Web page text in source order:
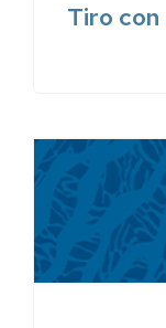
Tiro con